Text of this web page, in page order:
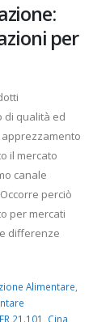
per
di qualità ed
il mercato
canale
perciò
per mercati
differenze
Alimentare
21.101 Cina